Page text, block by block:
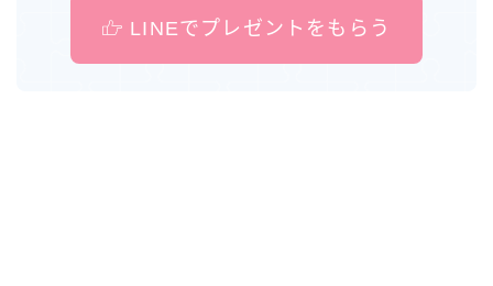
LINEでプレゼントをもらう